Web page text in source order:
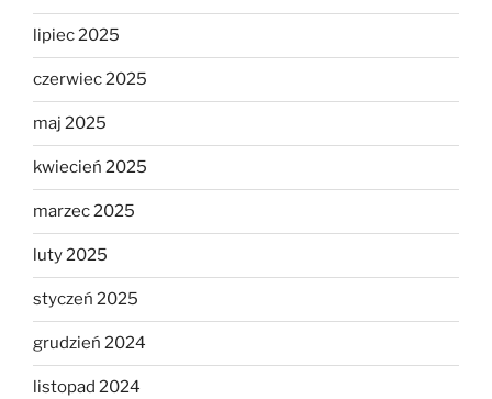
lipiec 2025
czerwiec 2025
maj 2025
kwiecień 2025
marzec 2025
luty 2025
styczeń 2025
grudzień 2024
listopad 2024